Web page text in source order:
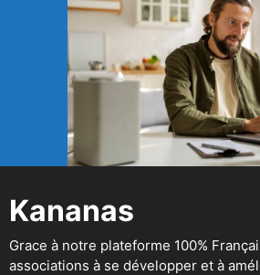
Kananas
Grace à notre plateforme 100%
associations à se développer et à